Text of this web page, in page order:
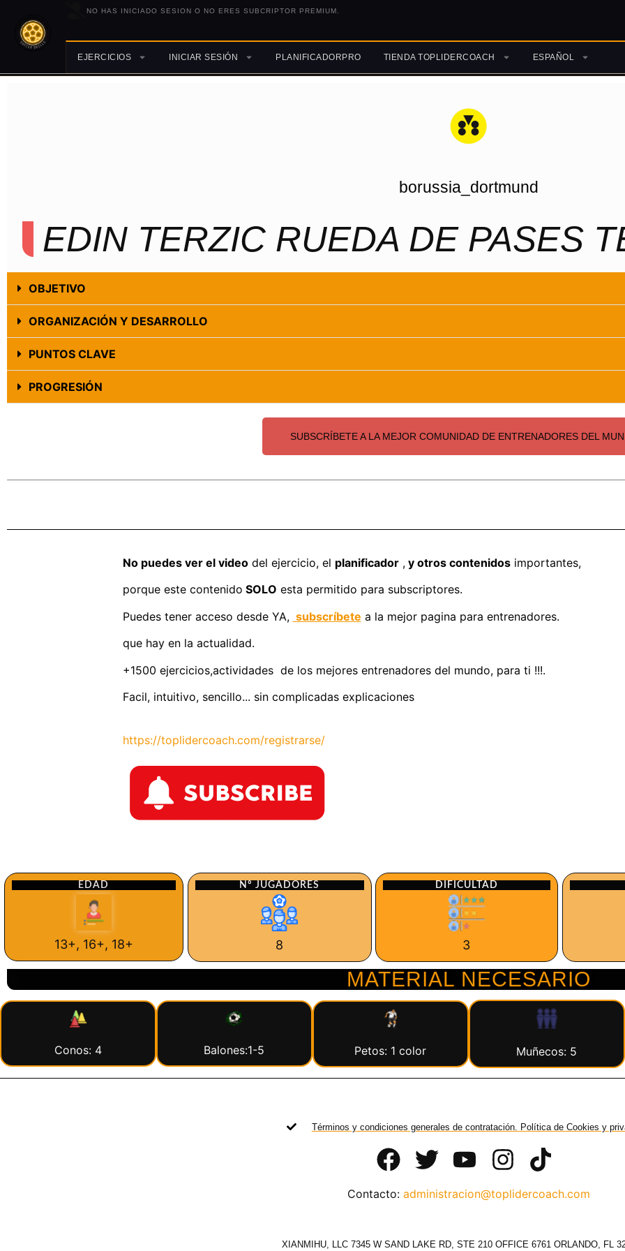
NO HAS INICIADO SESION O NO ERES SUBCRIPTOR PREMIUM.
EJERCICIOS INICIAR SESIÓN PLANIFICADORPRO TIENDA TOPLIDERCOACH ESPAÑOL
borussia_dortmund
EDIN TERZIC RUEDA DE PASES
OBJETIVO
ORGANIZACIÓN Y DESARROLLO
PUNTOS CLAVE
PROGRESIÓN
SUBSCRÍBETE A LA MEJOR COMUNIDAD DE ENTRENADORES DEL
No puedes ver el videodel ejercicio, el planificador,y otros contenidosimportantes,
porque este contenido SOLO esta permitido para subscriptores.
Puedes tener acceso desde YA, subscríbete a la mejor pagina para entrenadores.
que hay en la actualidad.
+1500 ejercicios,actividades de los mejores entrenadores del mundo, para ti !!!.
Facil, intuitivo, sencillo... sin complicadas explicaciones
https://toplidercoach.com/registrarse/
EDAD
13+, 16+, 18+
Nº JUGADORES
8
DIFICULTAD
3
MATERIAL NECESARIO
Conos: 4 Balones:1-5 Petos: 1 color Muñecos: 5
Términos y condiciones generales de contratación. Política de Cookies y
Contacto: administracion@toplidercoach.com
XIANMIHU, LLC 7345 W SAND LAKE RD, STE 210 OFFICE 6761 ORLANDO, FL